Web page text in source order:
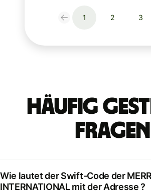
1 2 3
Häufig
Fragen
Wie lautet der Swift-Code der
INTERNATIONAL mit der Adresse ?